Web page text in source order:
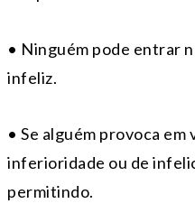
• Ninguém pode entrar
infeliz.
• Se alguém provoca em
inferioridade ou de
permitindo.